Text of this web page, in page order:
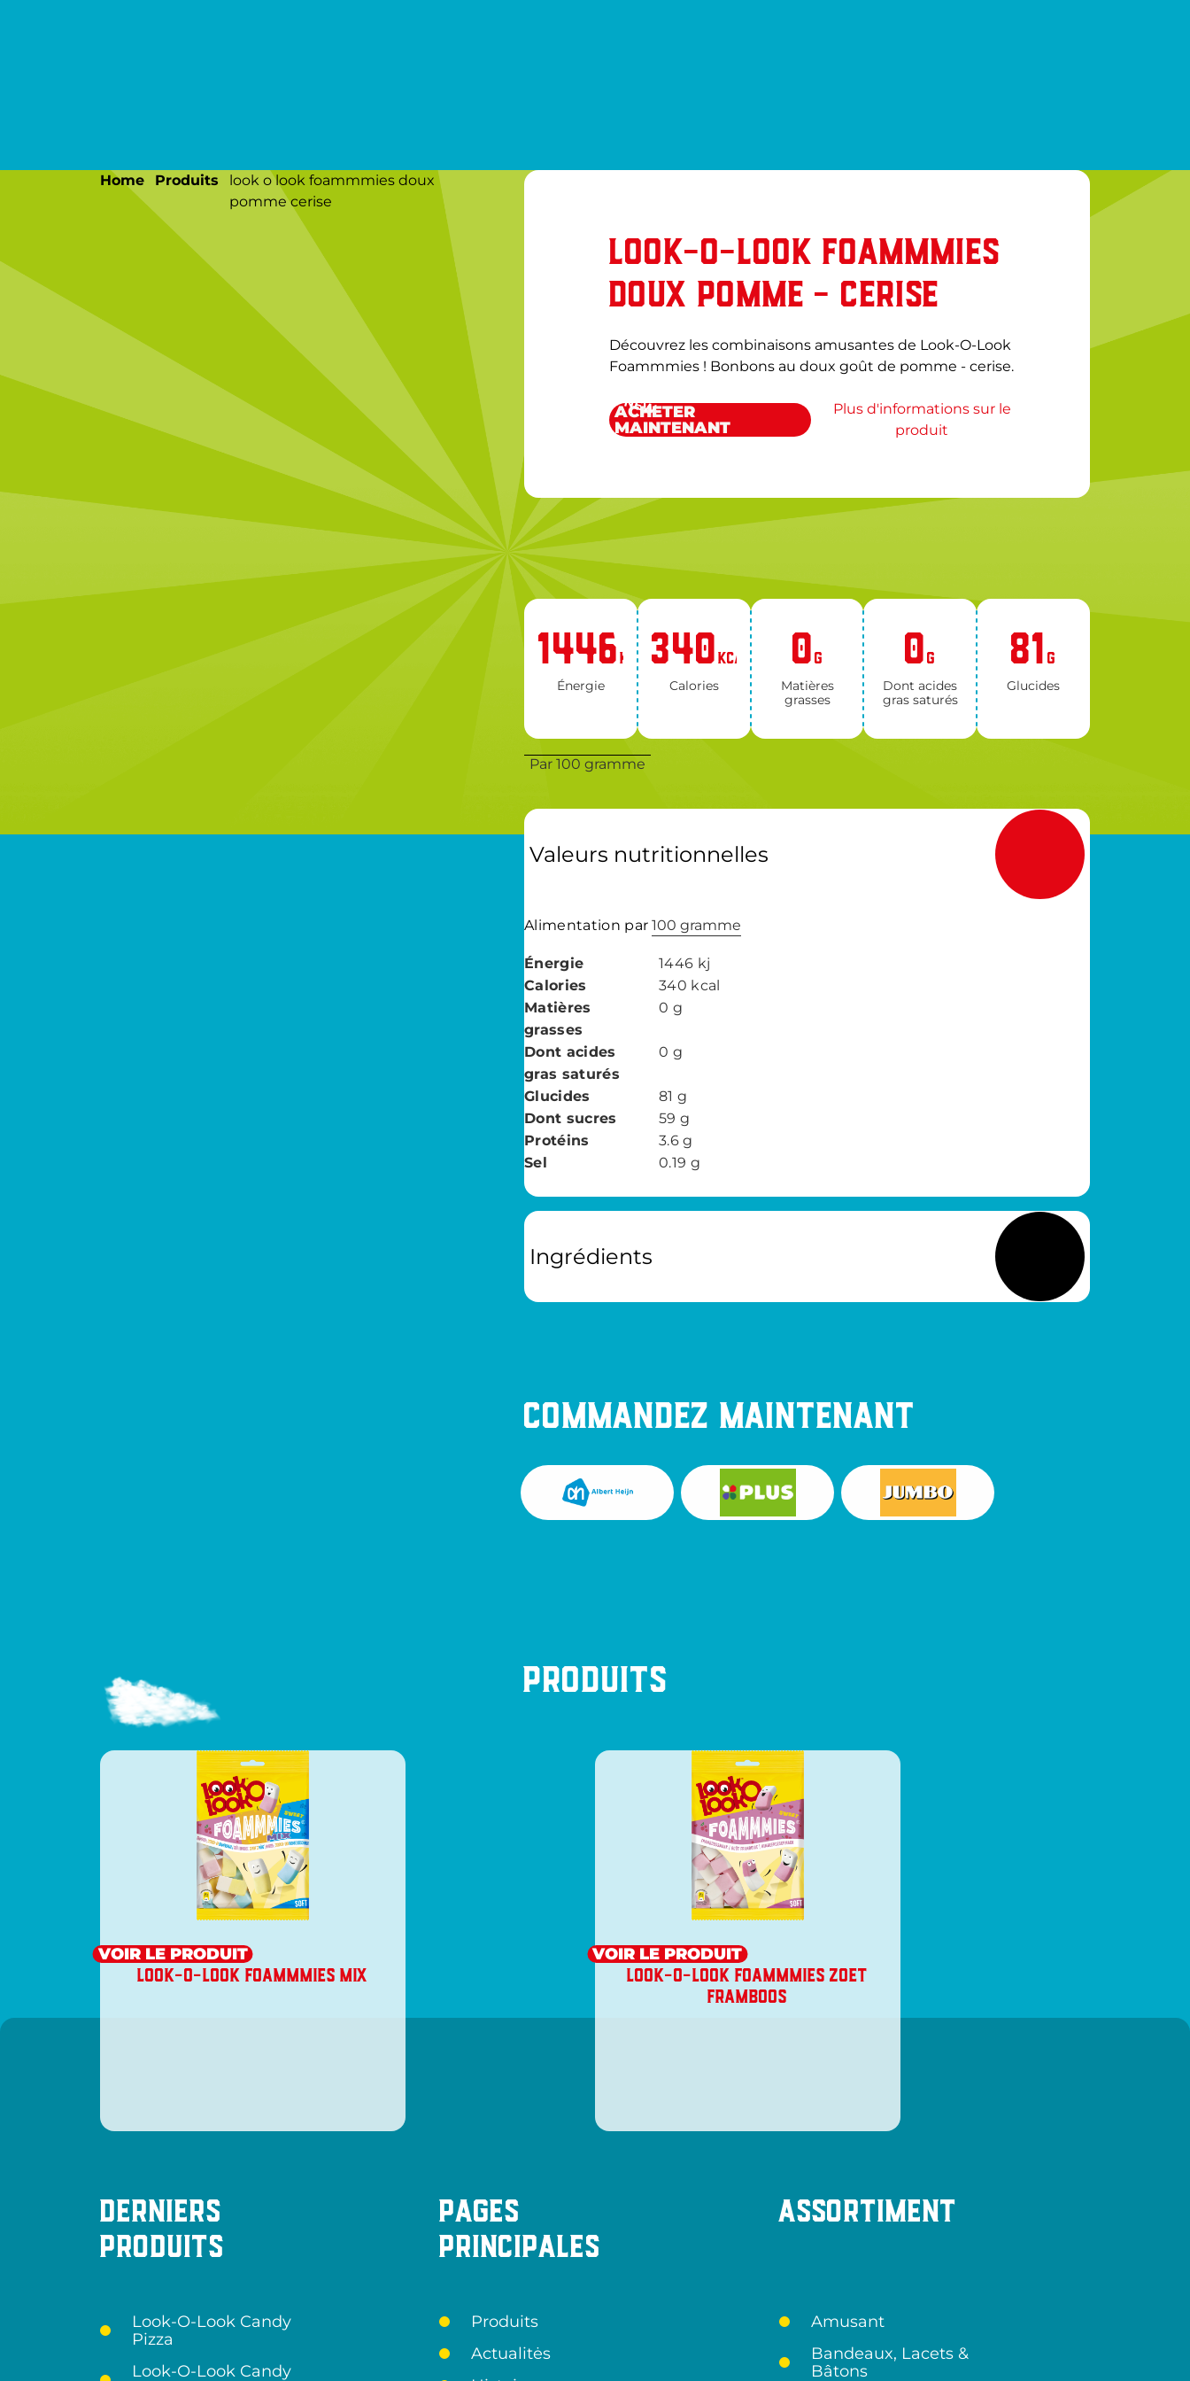
Home produits
look o look foammmies doux
pomme cerise
LOOK-O-LOOK FOAMMMIES
DOUX POMME - CERISE
Découvrez les combinaisons amusantes de Look-O-Look
Foammmies ! Bonbons au doux goût de pomme - cerise.
ACHETER
MAINTENANT
Plus d'informations sur le
produit
NEW
1446KJ
Éner­gie
340 KCAL
Ca­lo­ries
0 G
Ma­tières
grasses
0G
Dont acides
gras sa­tu­rés
81G
Glu­cides
Par 100 gramme
Valeurs nutritionnelles
Alimentation par 100 gramme
100
gramme
Énergie 1446 kj
Calories
340 kcal
Matières
grasses
0 g
Dont acides
gras saturés
0 g
Glucides 81 g
Dont sucres
59 g
Protéins
3.6 g
Sel
0.19 g
Ingrédients
Commandez maintenant
Produits
LOOK-O-LOOK FOAMMMIES MIX
VOIR LE PRODUIT
LOOK-O-LOOK FOAMMMIES ZOET
FRAMBOOS
VOIR LE PRODUIT
Derniers
produits
Look-O-Look Candy
Pizza
Look-O-Look Candy
Pages
principales
Produits
Actualitės
Assortiment
Amusant
Bandeaux, Lacets &
Bâtons